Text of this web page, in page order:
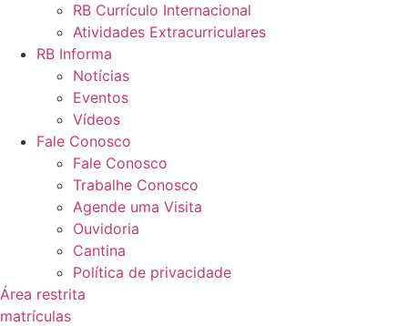
RB Currículo Internacional
Atividades Extracurriculares
RB Informa
Notícias
Eventos
Vídeos
Fale Conosco
Fale Conosco
Trabalhe Conosco
Agende uma Visita
Ouvidoria
Cantina
Política de privacidade
Área restrita
matrículas